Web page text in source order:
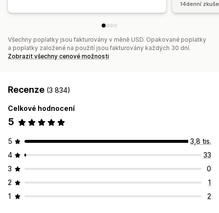
14denní
Všechny poplatky jsou fakturovány v měně USD. Opakované poplatky
a poplatky založené na použití jsou fakturovány každých 30 dní.
Zobrazit všechny cenové možnosti
Recenze (3 834)
Celkové hodnocení
5
5
3,8 tis.
4
33
3
0
2
1
1
2